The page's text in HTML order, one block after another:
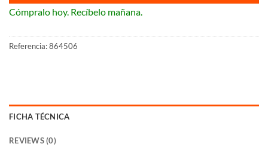
Cómpralo hoy. Recíbelo mañana.
Referencia:864506
FICHA TÉCNICA
REVIEWS (0)